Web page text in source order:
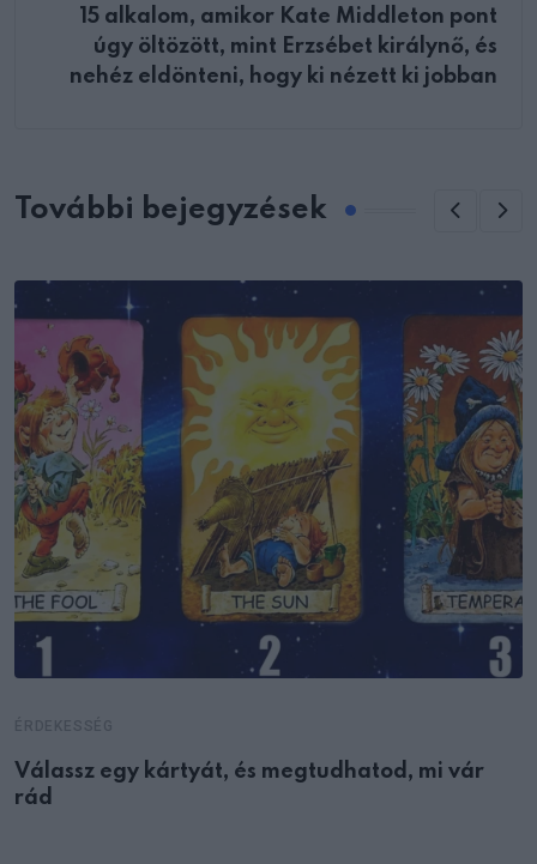
15 alkalom, amikor Kate Middleton pont
úgy öltözött, mint Erzsébet királynő, és
nehéz eldönteni, hogy ki nézett ki jobban
További bejegyzések
Válassz egy kártyát, és megtudhatod, mi vár
rád